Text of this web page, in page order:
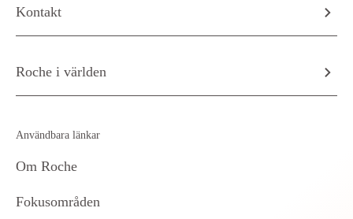
Kontakt
Roche i världen
Användbara länkar
Om Roche
Fokusområden